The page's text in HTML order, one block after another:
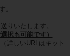
。
りいたします。
択も可能です）
詳しいURLはキット